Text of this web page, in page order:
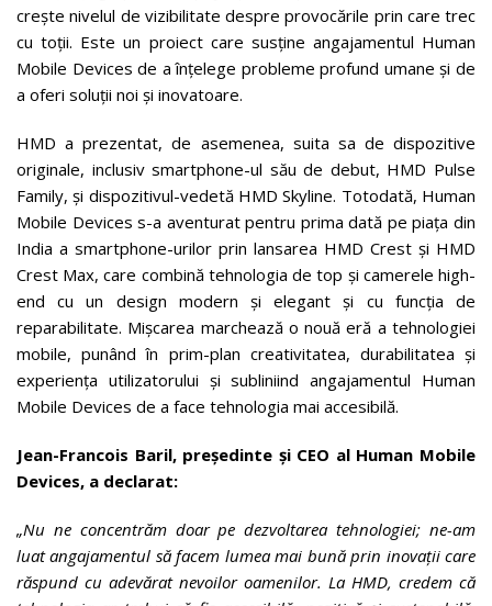
crește nivelul de vizibilitate despre provocările prin care trec
cu toții. Este un proiect care susține angajamentul Human
Mobile Devices de a înțelege probleme profund umane și de
a oferi soluții noi și inovatoare.
HMD a prezentat, de asemenea, suita sa de dispozitive
originale, inclusiv smartphone-ul său de debut, HMD Pulse
Family, și dispozitivul-vedetă HMD Skyline. Totodată, Human
Mobile Devices s-a aventurat pentru prima dată pe piața din
India a smartphone-urilor prin lansarea HMD Crest și HMD
Crest Max, care combină tehnologia de top și camerele high-
end cu un design modern și elegant și cu funcția de
reparabilitate. Mișcarea marchează o nouă eră a tehnologiei
mobile, punând în prim-plan creativitatea, durabilitatea și
experiența utilizatorului și subliniind angajamentul Human
Mobile Devices de a face tehnologia mai accesibilă.
Jean-Francois Baril, președinte și CEO al Human Mobile
Devices, a declarat:
„Nu ne concentrăm doar pe dezvoltarea tehnologiei; ne-am
luat angajamentul să facem lumea mai bună prin inovații care
răspund cu adevărat nevoilor oamenilor. La HMD, credem că